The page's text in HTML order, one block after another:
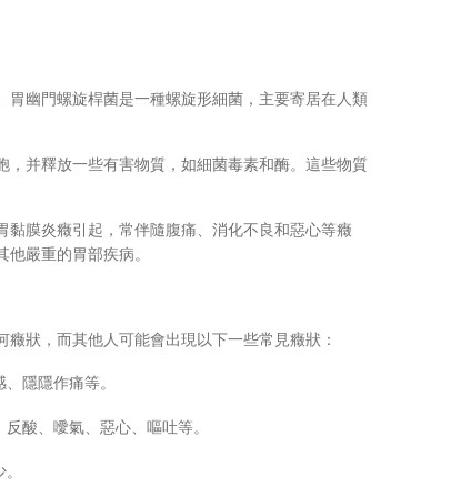
門螺旋桿菌是一種螺旋形細菌，主要寄居在人類
并釋放一些有害物質，如細菌毒素和酶。這些物質
膜炎癥引起，常伴隨腹痛、消化不良和惡心等癥
嚴重的胃部疾病。
，而其他人可能會出現以下一些常見癥狀：
隱隱作痛等。
酸、噯氣、惡心、嘔吐等。